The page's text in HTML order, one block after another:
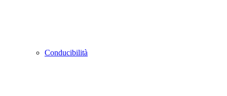
Conducibilità